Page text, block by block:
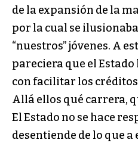
de la expansión de la
por la cual se
“nuestros” jóvenes. A
pareciera que el
con facilitar los
Allá ellos qué carrera,
El Estado no se hace
desentiende de lo que a